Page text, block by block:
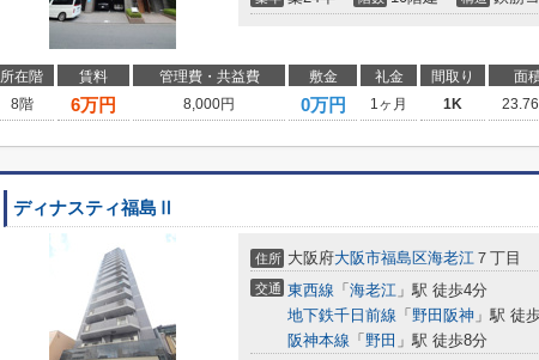
所在階 賃料 管理費・共益費 敷金 礼金 間取り 面
8階
6万円 8,000円 0万円 1ヶ月 1K
ディナスティ福島Ⅱ
住所 大阪府大阪市福島区海老江 ７丁目
交通 東西線 「 海老江 」駅 徒歩4分
地下鉄千日前線 「 野田阪神 」駅 徒
阪神本線 「 野田 」駅 徒歩8分